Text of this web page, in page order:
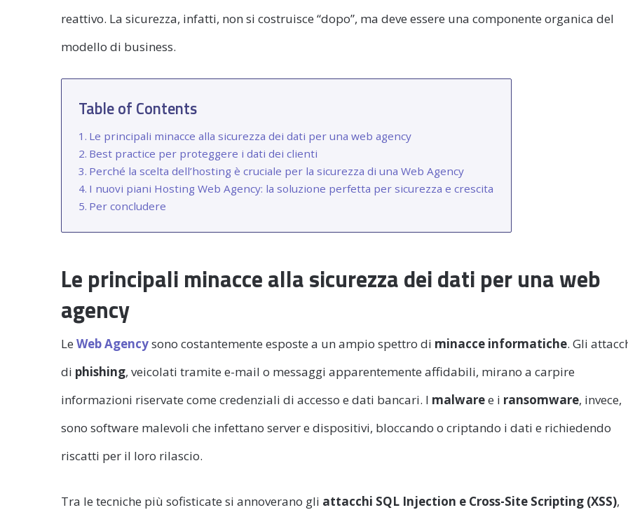
reattivo. La sicurezza, infatti, non si costruisce “dopo”, ma deve essere una componente organica del
modello di business.
Table of Contents
Le principali minacce alla sicurezza dei dati per una web agency
Best practice per proteggere i dati dei clienti
Perché la scelta dell’hosting è cruciale per la sicurezza di una Web Agency
I nuovi piani Hosting Web Agency: la soluzione perfetta per sicurezza e crescita
Per concludere
Le principali minacce alla sicurezza dei dati per una web
agency
Le Web Agencysono costantemente esposte a un ampio spettro di minacce informatiche. Gli
di phishing, veicolati tramite e-mail o messaggi apparentemente affidabili, mirano a carpire
informazioni riservate come credenziali di accesso e dati bancari. I malwaree i ransomware, invece,
sono software malevoli che infettano server e dispositivi, bloccando o criptando i dati e richiedendo
riscatti per il loro rilascio.
Tra le tecniche più sofisticate si annoverano gli attacchi SQL Injection e Cross-Site Scripting (XSS),